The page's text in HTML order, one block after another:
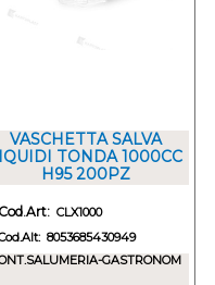
VASCHETTA SALVA
TONDA 1000CC
H95 200PZ
Cod.Art: CLX1000
8053685430949
GASTRONOM